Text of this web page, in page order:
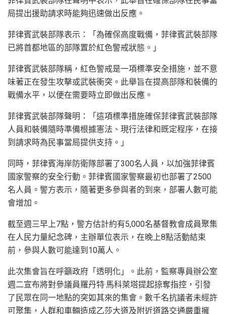
局提出援助請求時能夠迅速做出反應。
菲律賓武裝部隊表示：「為確保高度戰備，菲律賓武裝部隊
已將首都地區的部隊置於紅色警戒狀態。」
菲律賓武裝部隊稱，紅色警戒是一項標準安全措施，並不意
味著正在發生攻擊或武裝衝突。此舉旨在提高部隊和裝備的
戰備水平，以便在需要時立即做出反應。
菲律賓武裝部隊聲明：「這項標準措施確保菲律賓武裝部隊
人員和裝備隨時準備根據憲法、現行法律和既定程序，在接
到請求時為民事當局提供支持。」
同時，菲律賓海岸防衛隊部署了300名人員，以加強菲律賓
國家警察的安全行動。菲律賓國家警察最初也部署了2500
名人員。警方表示，隨著更多參與者的到來，部署人數可能
會增加。
截至週三早上7點，警方估計約有5,000名基督教會成員聚集
在人民力量紀念碑，主辦單位表示，在晚上8點活動結束
前，參與人數可能達到 10萬人。
此次集會旨在呼籲政府「透明化」。此前，監察專員辦公室
週二宣布將對參議員羅丹特·馬科萊塔提起掠奪指控，引發
了民眾在同一地點的突如其來的集會。數千名抗議者未經許
可聚集，人群和車輛造成乙莎大道及附近道路交通嚴重擁